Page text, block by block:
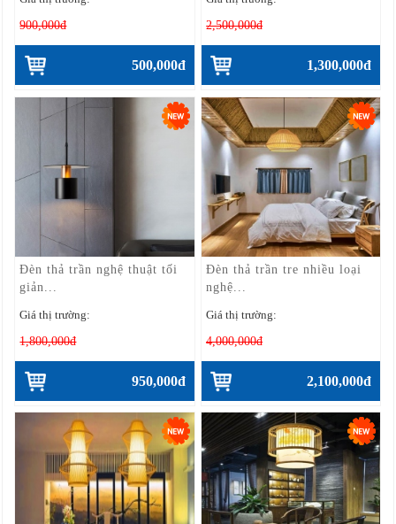
900,000đ
500,000đ
2,500,000đ
1,300,000đ
Đèn thả trần nghệ thuật tối
giản...
Giá thị trường:
1,800,000đ
950,000đ
Đèn thả trần tre nhiều loại
nghệ...
Giá thị trường:
4,000,000đ
2,100,000đ